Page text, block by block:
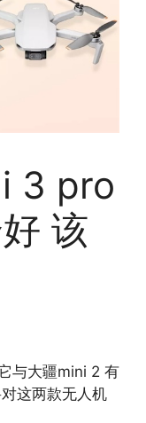
3 pro
该
与大疆mini 2 有
这两款无人机